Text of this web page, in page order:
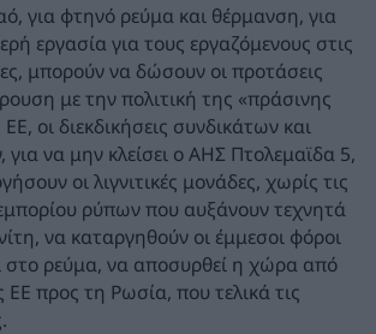
για φτηνό ρεύμα και θέρμανση, για
εργασία για τους εργαζόμενους στις
μπορούν να δώσουν οι προτάσεις
με την πολιτική της «πράσινης
οι διεκδικήσεις συνδικάτων και
να μην κλείσει ο ΑΗΣ Πτολεμαϊδα 5,
οι λιγνιτικές μονάδες, χωρίς τις
ρύπων που αυξάνουν τεχνητά
να καταργηθούν οι έμμεσοι φόροι
στο ρεύμα, να αποσυρθεί η χώρα από
ΕΕ προς τη Ρωσία, που τελικά τις